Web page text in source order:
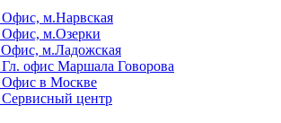
Офис, м.Нарвская
Офис, м.Озерки
Офис, м.Ладожская
Гл. офис Маршала Говорова
Офис в Москве
Сервисный центр